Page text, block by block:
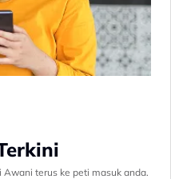
terus ke peti masuk anda.